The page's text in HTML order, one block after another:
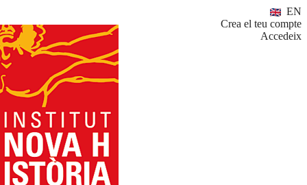
EN
Crea el teu compte
Accedeix